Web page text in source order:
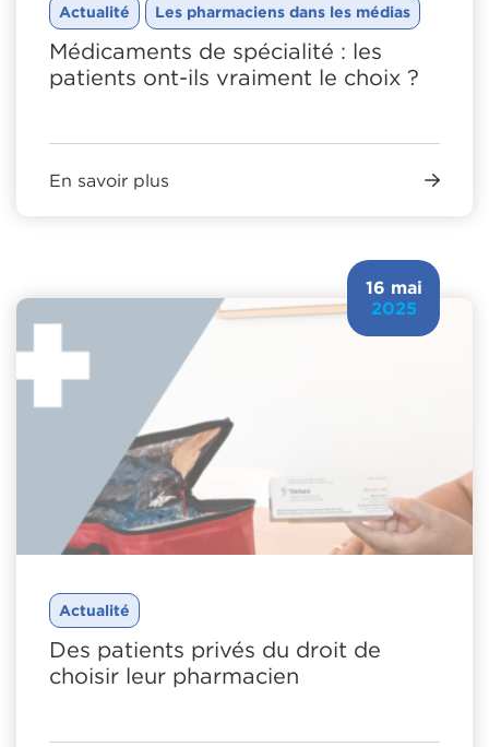
Actualité Les pharmaciens dans les médias
Médicaments de spécialité : les
patients ont-ils vraiment le choix ?
En savoir plus
16 mai
2025
Actualité
Des patients privés du droit de
choisir leur pharmacien